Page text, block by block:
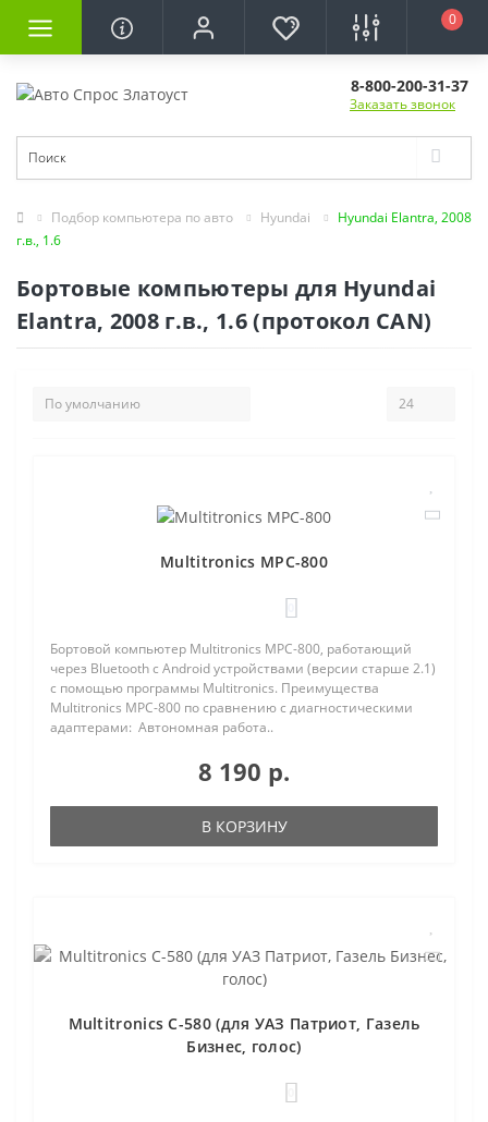
0
8-800-200-31-37
Заказать звонок
Подбор компьютера по авто Hyundai
Hyundai Elantra, 2008
г.в., 1.6
Бортовые компьютеры для Hyundai
Elantra, 2008 г.в., 1.6 (протокол CAN)
Multitronics MPC-800
Бортовой компьютер Multitronics MPC-800, работающий
через Bluetooth с Android устройствами (версии старше 2.1)
с помощью программы Multitronics. Преимущества
Multitronics MPC-800 по сравнению с диагностическими
адаптерами: Автономная работа..
8 190 р.
В КОРЗИНУ
Multitronics C-580 (для УАЗ Патриот, Газель
Бизнес, голос)